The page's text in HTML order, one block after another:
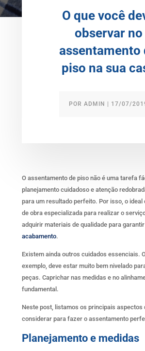
O que você
observar no
assentamento
piso na sua
PORADMIN | 17/07/
O assentamento de piso não é uma tarefa
planejamento cuidadoso e atenção
para um resultado perfeito. Por isso, o ideal
de obra especializada para realizar o
adquirir materiais de qualidade para
acabamento.
Existem ainda outros cuidados essenciais.
exemplo, deve estar muito bem nivelado
peças. Caprichar nas medidas e no
fundamental.
Neste post, listamos os principais aspectos
considerar para fazer o assentamento
Planejamento e medidas